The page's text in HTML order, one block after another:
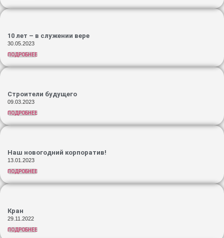
10 лет – в служении вере
30.05.2023
ПОДРОБНЕЕ
Строители будущего
09.03.2023
ПОДРОБНЕЕ
Наш новогодний корпоратив!
13.01.2023
ПОДРОБНЕЕ
Кран
29.11.2022
ПОДРОБНЕЕ